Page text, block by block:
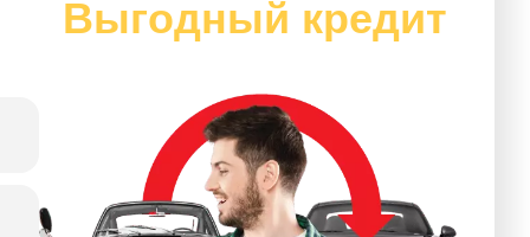
Выгодный кредит